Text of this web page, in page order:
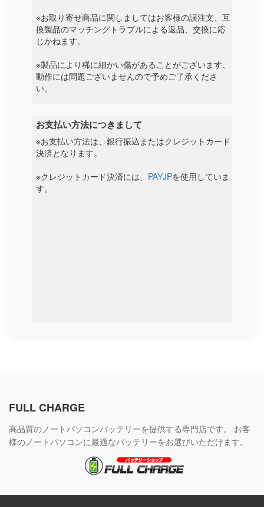
※お取り寄せ商品に関しましてはお客様の誤注文、互
換製品のマッチングトラブルによる返品、交換に応
じかねます。
※製品により稀に細かい傷があることがございます、
動作には問題ございませんので予めご了承くださ
い。
お支払い方法につきまして
※お支払い方法は、銀行振込またはクレジットカード
決済となります。
※クレジットカード決済には、 PAYJPを使用していま
す。
FULL CHARGE
高品質のノートパソコンバッテリーを提供する専門店です。 お客
様のノートパソコンに最適なバッテリーをお選びいただけます。